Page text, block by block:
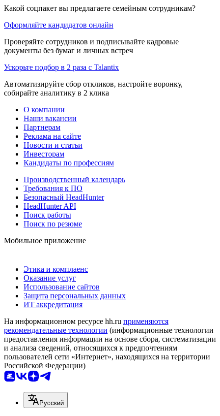
Какой соцпакет вы предлагаете семейным сотрудникам?
Оформляйте кандидатов онлайн
Проверяйте сотрудников и подписывайте кадровые
документы без бумаг и личных встреч
Ускорьте подбор в 2 раза с Talantix
Автоматизируйте сбор откликов, настройте воронку,
собирайте аналитику в 2 клика
О компании
Наши вакансии
Партнерам
Реклама на сайте
Новости и статьи
Инвесторам
Кандидаты по профессиям
Производственный календарь
Требования к ПО
Безопасный HeadHunter
HeadHunter API
Поиск работы
Поиск по резюме
Мобильное приложение
Этика и комплаенс
Оказание услуг
Использование сайтов
Защита персональных данных
ИТ аккредитация
На информационном ресурсе hh.ru применяются
рекомендательные технологии (информационные технологии
предоставления информации на основе сбора, систематизации
и анализа сведений, относящихся к предпочтениям
пользователей сети «Интернет», находящихся на территории
Российской Федерации)
Русский